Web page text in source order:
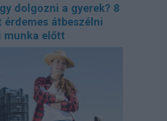
dolgozni a gyerek? 8
érdemes átbeszélni
munka előtt